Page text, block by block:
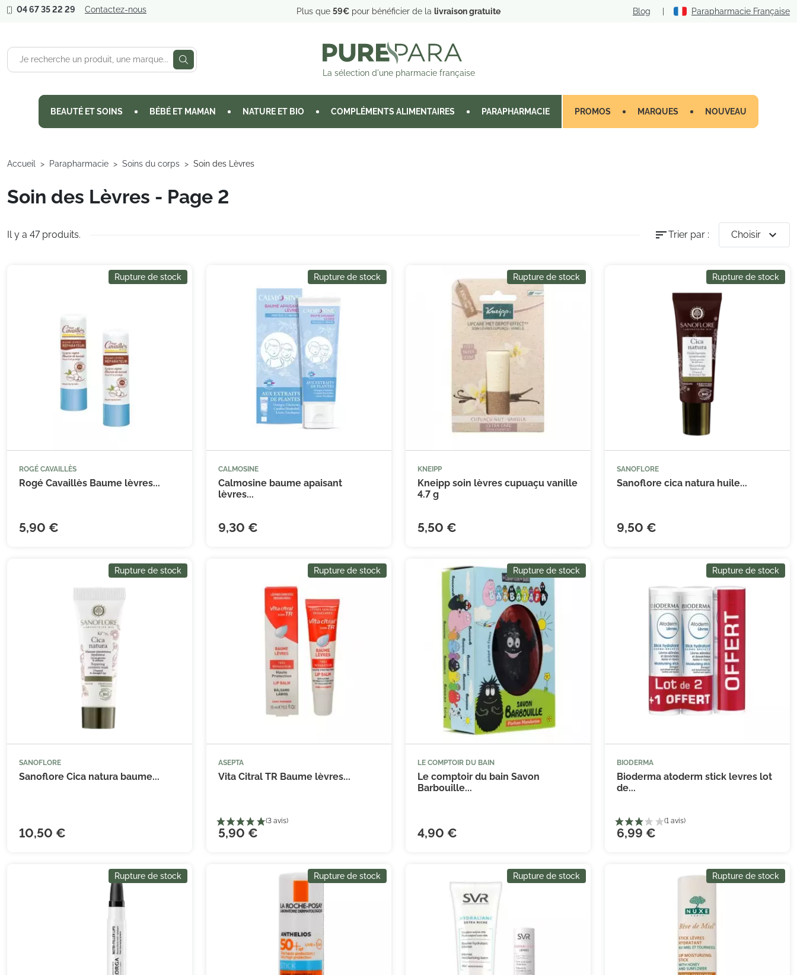
04 67 35 22 29 Contactez-nous Plus que 59€ pour bénéficier de la livraison gratuite Blog | Parapharmacie Française
La sélection d'une pharmacie française
BEAUTÉ ET SOINS BÉBÉ ET MAMAN NATURE ET BIO COMPLÉMENTS ALIMENTAIRES PARAPHARMACIE PROMOS MARQUES NOUVEAU
Accueil Parapharmacie Soins du corps Soin des Lèvres
Soin des Lèvres - Page 2
Il y a 47 produits. sortTrier par : Choisir expand_more
Rupture de stock
ROGÉ CAVAILLÈS
Rogé Cavaillès Baume lèvres...
5,90 €
Rupture de stock
CALMOSINE
Calmosine baume apaisant
lèvres...
9,30 €
Rupture de stock
KNEIPP
Kneipp soin lèvres cupuaçu vanille
4.7 g
5,50 €
Rupture de stock
SANOFLORE
Sanoflore cica natura huile...
9,50 €
Rupture de stock
SANOFLORE
Sanoflore Cica natura baume...
10,50 €
Rupture de stock
ASEPTA
Vita Citral TR Baume lèvres...
5,90 €
Rupture de stock
LE COMPTOIR DU BAIN
Le comptoir du bain Savon
Barbouille...
4,90 €
Rupture de stock
BIODERMA
Bioderma atoderm stick levres lot
de...
6,99 €
Rupture de stock Rupture de stock Rupture de stock Rupture de stock